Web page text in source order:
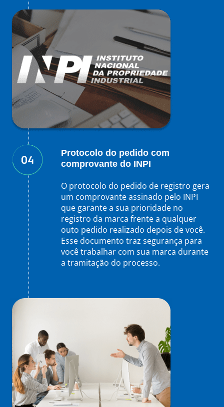
Protocolo do pedido com
comprovante do INPI
O protocolo do pedido de registro gera
um comprovante assinado pelo INPI
que garante a sua prioridade no
registro da marca frente a qualquer
outo pedido realizado depois de você.
Esse documento traz segurança para
você trabalhar com sua marca durante
a tramitação do processo.